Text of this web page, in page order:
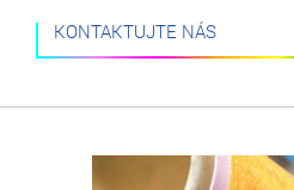
KONTAKTUJTE NÁS